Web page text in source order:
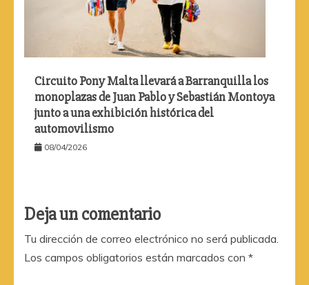
Circuito Pony Malta llevará a Barranquilla los
monoplazas de Juan Pablo y Sebastián Montoya
junto a una exhibición histórica del
automovilismo
08/04/2026
Deja un comentario
Tu dirección de correo electrónico no será publicada.
Los campos obligatorios están marcados con *